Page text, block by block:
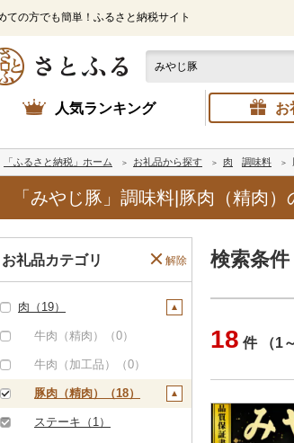
ての方でも簡単！ふるさと納税サイト
人気ランキング お
「ふるさと納税」ホーム お礼品から探す 肉 調味料
「みやじ豚」調味料|豚肉（精肉
お礼品カテゴリ 解除
肉（19）
牛肉（精肉）（0）
牛肉（加工品）（0）
豚肉（精肉）（18）
ステーキ（1）
検索条件
18 件 （1